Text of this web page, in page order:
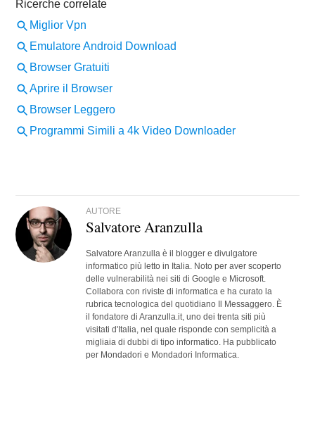
AUTORE
Salvatore Aranzulla
Salvatore Aranzulla è il blogger e divulgatore
informatico più letto in Italia. Noto per aver scoperto
delle vulnerabilità nei siti di Google e Microsoft.
Collabora con riviste di informatica e ha curato la
rubrica tecnologica del quotidiano Il Messaggero. È
il fondatore di Aranzulla.it, uno dei trenta siti più
visitati d'Italia, nel quale risponde con semplicità a
migliaia di dubbi di tipo informatico. Ha pubblicato
per Mondadori e Mondadori Informatica.